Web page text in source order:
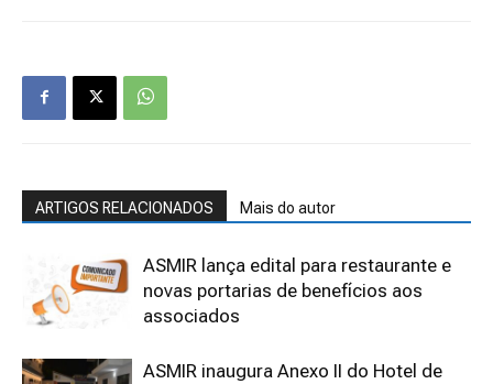
ARTIGOS RELACIONADOS Mais do autor
ASMIR lança edital para restaurante e
novas portarias de benefícios aos
associados
ASMIR inaugura Anexo II do Hotel de